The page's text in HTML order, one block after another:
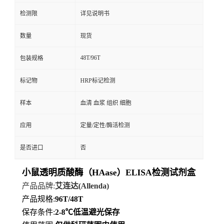
检测限 详见说明书
数量 现货
包装规格 48T/96T
标记物 HRP标记检测
样本 血清 血浆 组织 细胞
应用 定量/定性/酶活检测
是否进口 否
小鼠透明质酸酶（HAase）ELISA检测试剂盒
产品品牌:艾连达(Allenda)
产品规格:96T/48T
保存条件:2-8℃低温避光保存